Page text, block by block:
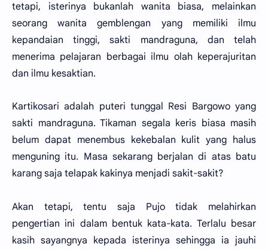
tetapi, isterinya bukanlah wanita biasa, melainkan
seorang wanita gemblengan yang memiliki ilmu
kepandaian tinggi, sakti mandraguna, dan telah
menerima pelajaran berbagai ilmu olah keperajuritan
dan ilmu kesaktian.
Kartikosari adalah puteri tunggal Resi Bargowo yang
sakti mandraguna. Tikaman segala keris biasa masih
belum dapat menembus kekebalan kulit yang halus
menguning itu. Masa sekarang berjalan di atas batu
karang saja telapak kakinya menjadi sakit-sakit?
Akan tetapi, tentu saja Pujo tidak melahirkan
pengertian ini dalam bentuk kata-kata. Terlalu besar
kasih sayangnya kepada isterinya sehingga ia jauhi